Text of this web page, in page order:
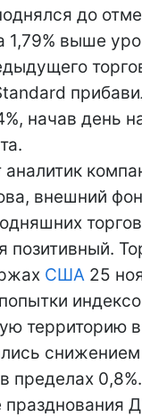
до
1,79% выше
начав день
аналитик
внешний
торгов
позитивный.
США 25
территорию
пределах
празднования